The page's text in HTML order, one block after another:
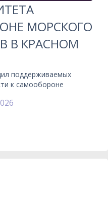
МОРСКОГО
В КРАСНОМ
поддерживаемых
к самообороне